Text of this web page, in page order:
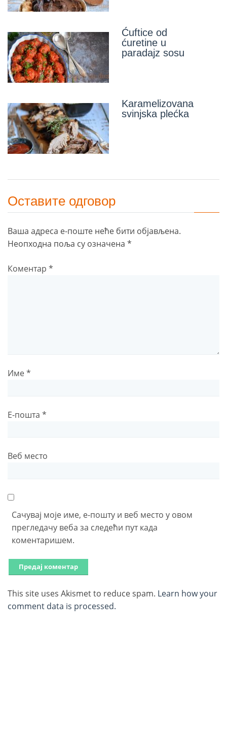
Ćuftice od
ćuretine u
paradajz sosu
Karamelizovana
svinjska plećka
Оставите одговор
Ваша адреса е-поште неће бити објављена.
Неопходна поља су означена *
Коментар *
Име*
Е-пошта *
Веб место
Сачувај моје име, е-пошту и веб место у овом
прегледачу веба за следећи пут када
коментаришем.
This site uses Akismet to reduce spam. Learn how your
comment data is processed.